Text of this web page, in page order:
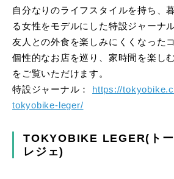
自分なりのライフスタイルを持ち、
る女性をモデルにした特設ジャーナ
友人との外食を楽しみにくくなった
個性的なお店を巡り、家時間を楽し
をご覧いただけます。
特設ジャーナル：
https://
tokyobike-leger/
TOKYOBIKE LEGER(トー
レジェ)